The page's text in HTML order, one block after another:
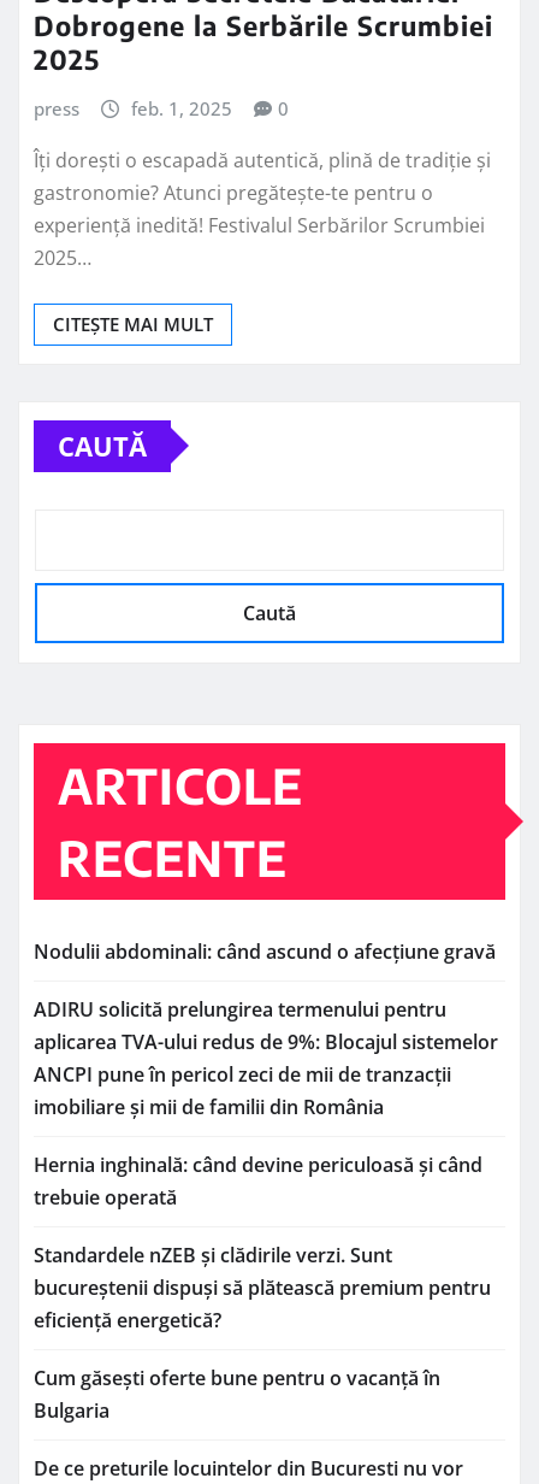
Dobrogene la Serbările Scrumbiei
2025
press feb. 1, 2025 0
Îți dorești o escapadă autentică, plină de tradiție și
gastronomie? Atunci pregătește-te pentru o
experiență inedită! Festivalul Serbărilor Scrumbiei
2025…
CITEȘTE MAI MULT
CAUTĂ
Caută
ARTICOLE
RECENTE
Nodulii abdominali: când ascund o afecțiune gravă
ADIRU solicită prelungirea termenului pentru
aplicarea TVA-ului redus de 9%: Blocajul sistemelor
ANCPI pune în pericol zeci de mii de tranzacții
imobiliare și mii de familii din România
Hernia inghinală: când devine periculoasă și când
trebuie operată
Standardele nZEB și clădirile verzi. Sunt
bucureștenii dispuși să plătească premium pentru
eficiență energetică?
Cum găsești oferte bune pentru o vacanță în
Bulgaria
De ce preturile locuintelor din Bucuresti nu vor